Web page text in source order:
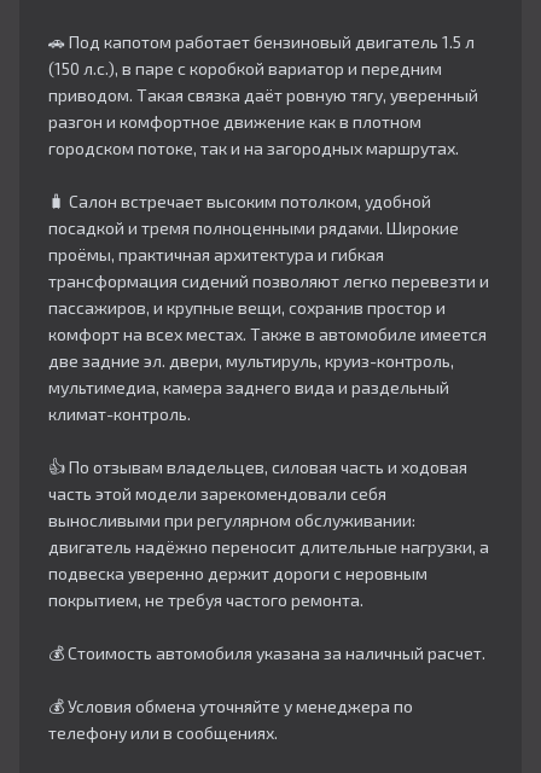
🚗 Под капотом работает бензиновый двигатель 1.5 л
(150 л.с.), в паре с коробкой вариатор и передним
приводом. Такая связка даёт ровную тягу, уверенный
разгон и комфортное движение как в плотном
городском потоке, так и на загородных маршрутах.
🧳 Салон встречает высоким потолком, удобной
посадкой и тремя полноценными рядами. Широкие
проёмы, практичная архитектура и гибкая
трансформация сидений позволяют легко перевезти и
пассажиров, и крупные вещи, сохранив простор и
комфорт на всех местах. Также в автомобиле имеется
две задние эл. двери, мультируль, круиз-контроль,
мультимедиа, камера заднего вида и раздельный
климат-контроль.
👍 По отзывам владельцев, силовая часть и ходовая
часть этой модели зарекомендовали себя
выносливыми при регулярном обслуживании:
двигатель надёжно переносит длительные нагрузки, а
подвеска уверенно держит дороги с неровным
покрытием, не требуя частого ремонта.
💰 Стоимость автомобиля указана за наличный расчет.
💰 Условия обмена уточняйте у менеджера по
телефону или в сообщениях.